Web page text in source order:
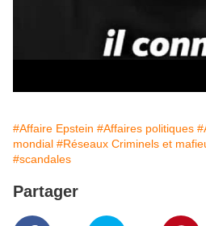
#Affaire Epstein #Affaires politiques
mondial #Réseaux Criminels et
#scandales
Partager